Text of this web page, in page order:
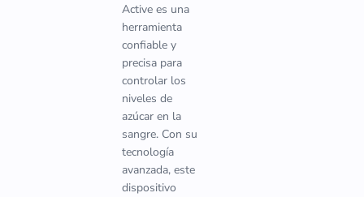
Active es una
herramienta
confiable y
precisa para
controlar los
niveles de
azúcar en la
sangre. Con su
tecnología
avanzada, este
dispositivo